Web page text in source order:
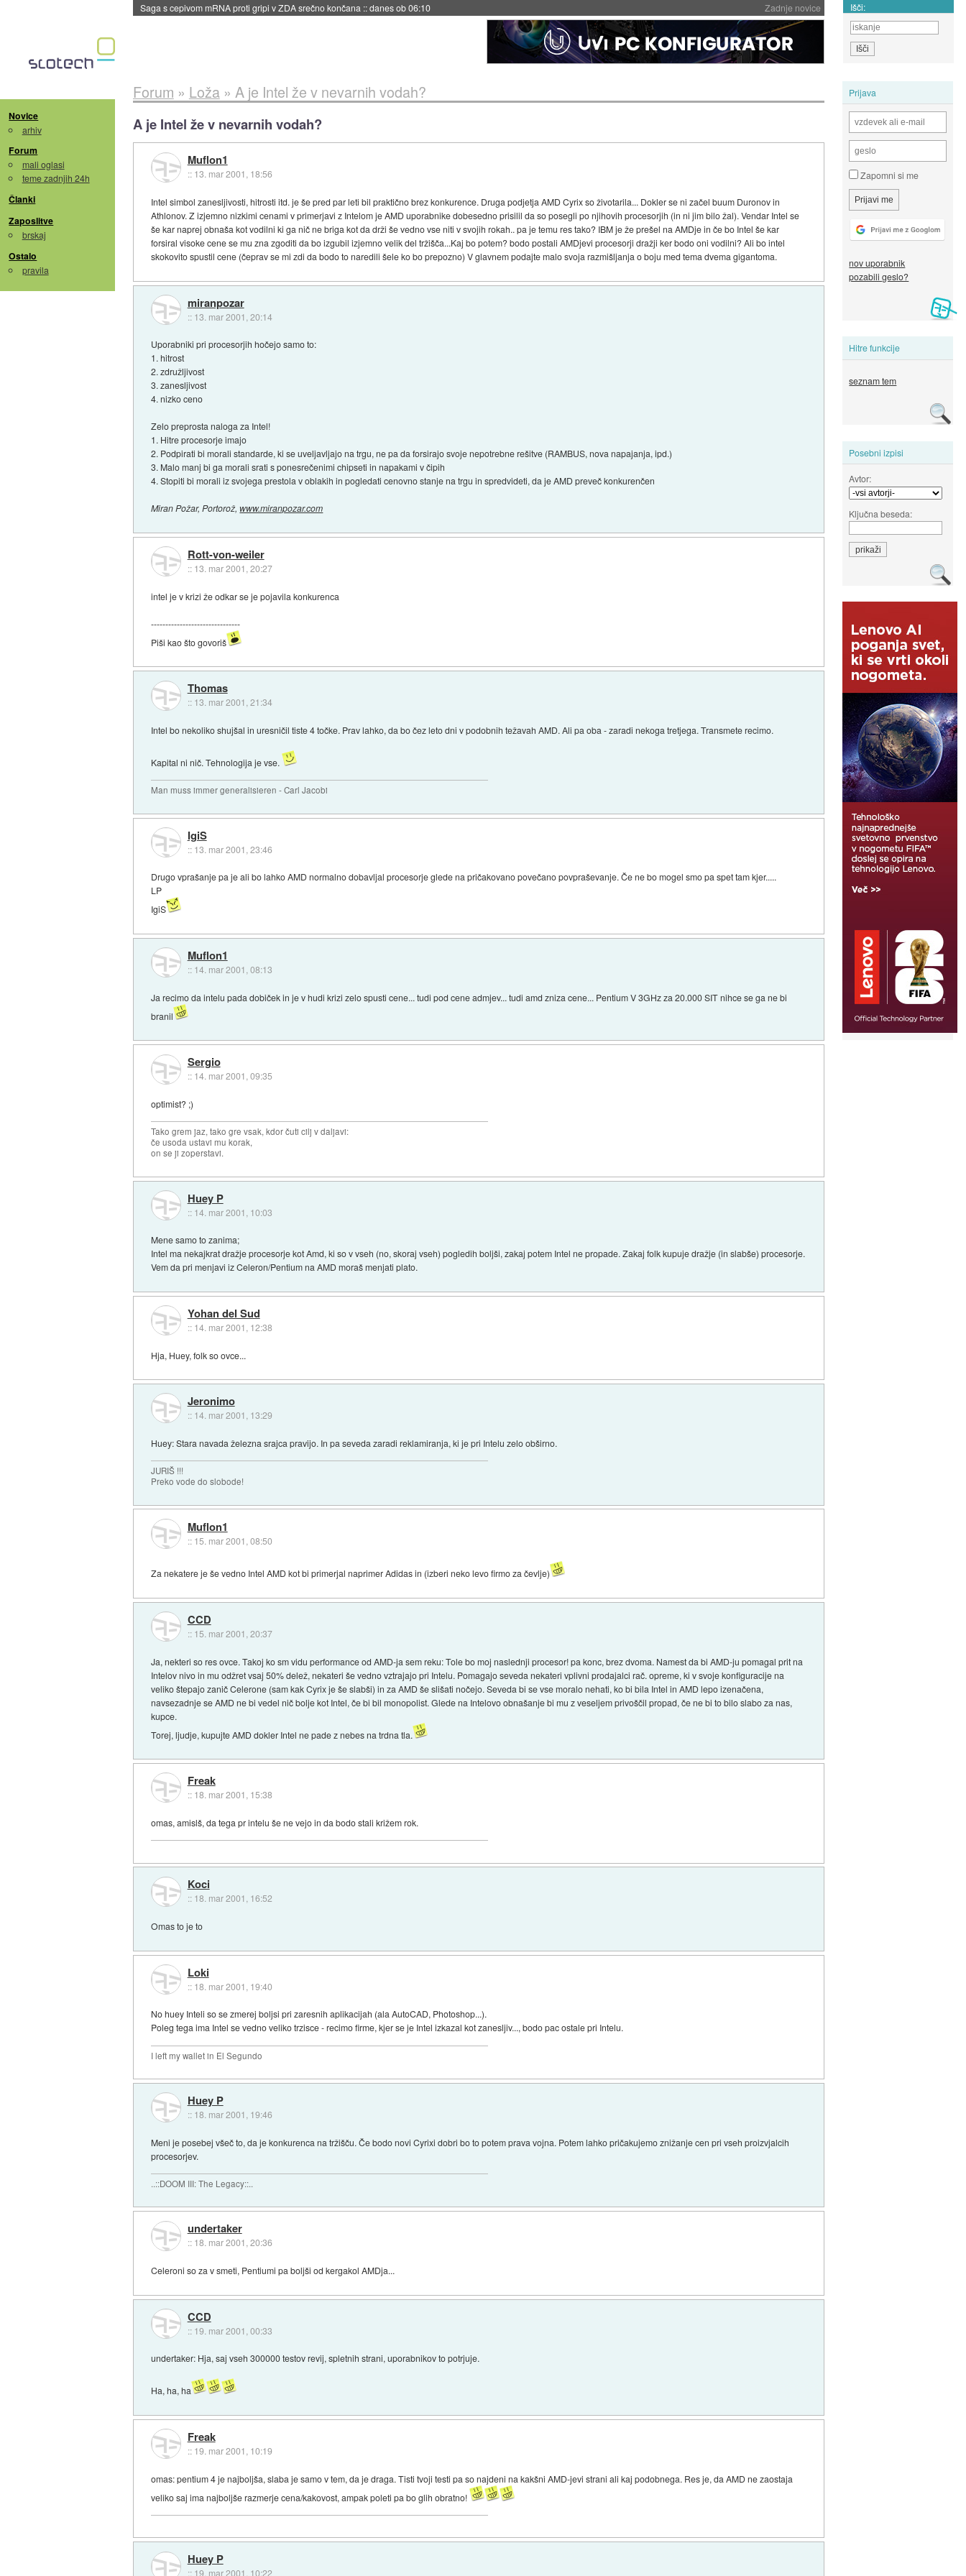
Zadnje novice
Saga s cepivom mRNA proti gripi v ZDA srečno končana ::danes ob 06:10 Išči:
Novice
arhiv
Forum
mali oglasi
teme zadnjih 24h
Članki
Zaposlitve
brskaj
Ostalo
pravila
Prijava
Zapomni si me
nov uporabnik
pozabili geslo?
Hitre funkcije
seznam tem
Posebni izpisi
Avtor:
Ključna beseda:
Forum » Loža» A je Intel že v nevarnih vodah?
A je Intel že v nevarnih vodah?
Muflon1
:: 13. mar 2001, 18:56
Intel simbol zanesljivosti, hitrosti itd. je še pred par leti bil praktično brez konkurence. Druga podjetja AMD Cyrix so životarila... Dokler se ni začel buum Duronov in
Athlonov. Z izjemno nizkimi cenami v primerjavi z Intelom je AMD uporabnike dobesedno prisilil da so posegli po njihovih procesorjih (in ni jim bilo žal). Vendar Intel se
še kar naprej obnaša kot vodilni ki ga nič ne briga kot da drži še vedno vse niti v svojih rokah.. pa je temu res tako? IBM je že prešel na AMDje in če bo Intel še kar
forsiral visoke cene se mu zna zgoditi da bo izgubil izjemno velik del tržišča...Kaj bo potem? bodo postali AMDjevi procesorji dražji ker bodo oni vodilni? Ali bo intel
skokovito spustil cene (čeprav se mi zdi da bodo to naredili šele ko bo prepozno) V glavnem podajte malo svoja razmišljanja o boju med tema dvema gigantoma.
miranpozar
:: 13. mar 2001, 20:14
Uporabniki pri procesorjih hočejo samo to:
1. hitrost
2. združljivost
3. zanesljivost
4. nizko ceno
Zelo preprosta naloga za Intel!
1. Hitre procesorje imajo
2. Podpirati bi morali standarde, ki se uveljavljajo na trgu, ne pa da forsirajo svoje nepotrebne rešitve (RAMBUS, nova napajanja, ipd.)
3. Malo manj bi ga morali srati s ponesrečenimi chipseti in napakami v čipih
4. Stopiti bi morali iz svojega prestola v oblakih in pogledati cenovno stanje na trgu in spredvideti, da je AMD preveč konkurenčen
Miran Požar, Portorož,www.miranpozar.com
Rott-von-weiler
:: 13. mar 2001, 20:27
intel je v krizi že odkar se je pojavila konkurenca
-------------------------------
Piši kao što govoriš
Thomas
:: 13. mar 2001, 21:34
Intel bo nekoliko shujšal in uresničil tiste 4 točke. Prav lahko, da bo čez leto dni v podobnih težavah AMD. Ali pa oba - zaradi nekoga tretjega. Transmete recimo.
Kapital ni nič. Tehnologija je vse.
Man muss immer generalisieren - Carl Jacobi
IgiS
:: 13. mar 2001, 23:46
Drugo vprašanje pa je ali bo lahko AMD normalno dobavljal procesorje glede na pričakovano povečano povpraševanje. Če ne bo mogel smo pa spet tam kjer.....
LP
IgiS
Muflon1
:: 14. mar 2001, 08:13
Ja recimo da intelu pada dobiček in je v hudi krizi zelo spusti cene... tudi pod cene admjev... tudi amd zniza cene... Pentium V 3GHz za 20.000 SIT nihce se ga ne bi
branil
Sergio
:: 14. mar 2001, 09:35
optimist? ;)
Tako grem jaz, tako gre vsak, kdor čuti cilj v daljavi:
če usoda ustavi mu korak,
on se ji zoperstavi.
Huey P
:: 14. mar 2001, 10:03
Mene samo to zanima;
Intel ma nekajkrat dražje procesorje kot Amd, ki so v vseh (no, skoraj vseh) pogledih boljši, zakaj potem Intel ne propade. Zakaj folk kupuje dražje (in slabše) procesorje.
Vem da pri menjavi iz Celeron/Pentium na AMD moraš menjati plato.
Yohan del Sud
:: 14. mar 2001, 12:38
Hja, Huey, folk so ovce...
Jeronimo
:: 14. mar 2001, 13:29
Huey: Stara navada železna srajca pravijo. In pa seveda zaradi reklamiranja, ki je pri Intelu zelo obširno.
JURIŠ !!!
Preko vode do slobode!
Muflon1
:: 15. mar 2001, 08:50
Za nekatere je še vedno Intel AMD kot bi primerjal naprimer Adidas in (izberi neko levo firmo za čevlje)
CCD
:: 15. mar 2001, 20:37
Ja, nekteri so res ovce. Takoj ko sm vidu performance od AMD-ja sem reku: Tole bo moj naslednji procesor! pa konc, brez dvoma. Namest da bi AMD-ju pomagal prit na
Intelov nivo in mu odžret vsaj 50% delež, nekateri še vedno vztrajajo pri Intelu. Pomagajo seveda nekateri vplivni prodajalci rač. opreme, ki v svoje konfiguracije na
veliko štepajo zanič Celerone (sam kak Cyrix je še slabši) in za AMD še slišati nočejo. Seveda bi se vse moralo nehati, ko bi bila Intel in AMD lepo izenačena,
navsezadnje se AMD ne bi vedel nič bolje kot Intel, če bi bil monopolist. Glede na Intelovo obnašanje bi mu z veseljem privoščil propad, če ne bi to bilo slabo za nas,
kupce.
Torej, ljudje, kupujte AMD dokler Intel ne pade z nebes na trdna tla.
Freak
:: 18. mar 2001, 15:38
omas, amislš, da tega pr intelu še ne vejo in da bodo stali križem rok.
Koci
:: 18. mar 2001, 16:52
Omas to je to
Loki
:: 18. mar 2001, 19:40
No huey Inteli so se zmerej boljsi pri zaresnih aplikacijah (ala AutoCAD, Photoshop...).
Poleg tega ima Intel se vedno veliko trzisce - recimo firme, kjer se je Intel izkazal kot zanesljiv..., bodo pac ostale pri Intelu.
I left my wallet in El Segundo
Huey P
:: 18. mar 2001, 19:46
Meni je posebej všeč to, da je konkurenca na tržišču. Če bodo novi Cyrixi dobri bo to potem prava vojna. Potem lahko pričakujemo znižanje cen pri vseh proizvjalcih
procesorjev.
..::DOOM III: The Legacy::..
undertaker
:: 18. mar 2001, 20:36
Celeroni so za v smeti, Pentiumi pa boljši od kergakol AMDja...
CCD
:: 19. mar 2001, 00:33
undertaker: Hja, saj vseh 300000 testov revij, spletnih strani, uporabnikov to potrjuje.
Ha, ha, ha
Freak
:: 19. mar 2001, 10:19
omas: pentium 4 je najboljša, slaba je samo v tem, da je draga. Tisti tvoji testi pa so najdeni na kakšni AMD-jevi strani ali kaj podobnega. Res je, da AMD ne zaostaja
veliko saj ima najboljše razmerje cena/kakovost, ampak poleti pa bo glih obratno!
Huey P
:: 19. mar 2001, 10:22